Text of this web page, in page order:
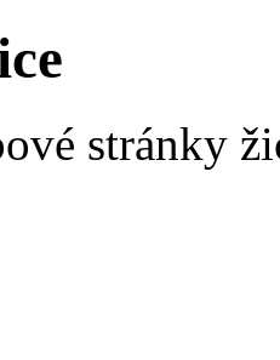
stránky